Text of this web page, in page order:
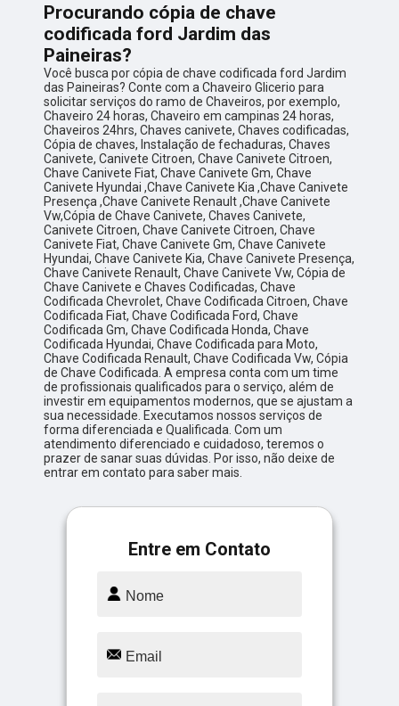
Procurando cópia de chave
codificada ford Jardim das
Paineiras?
Você busca por cópia de chave codificada ford Jardim
das Paineiras? Conte com a Chaveiro Glicerio para
solicitar serviços do ramo de Chaveiros, por exemplo,
Chaveiro 24 horas, Chaveiro em campinas 24 horas,
Chaveiros 24hrs, Chaves canivete, Chaves codificadas,
Cópia de chaves, Instalação de fechaduras, Chaves
Canivete, Canivete Citroen, Chave Canivete Citroen,
Chave Canivete Fiat, Chave Canivete Gm, Chave
Canivete Hyundai ,Chave Canivete Kia ,Chave Canivete
Presença ,Chave Canivete Renault ,Chave Canivete
Vw,Cópia de Chave Canivete, Chaves Canivete,
Canivete Citroen, Chave Canivete Citroen, Chave
Canivete Fiat, Chave Canivete Gm, Chave Canivete
Hyundai, Chave Canivete Kia, Chave Canivete Presença,
Chave Canivete Renault, Chave Canivete Vw, Cópia de
Chave Canivete e Chaves Codificadas, Chave
Codificada Chevrolet, Chave Codificada Citroen, Chave
Codificada Fiat, Chave Codificada Ford, Chave
Codificada Gm, Chave Codificada Honda, Chave
Codificada Hyundai, Chave Codificada para Moto,
Chave Codificada Renault, Chave Codificada Vw, Cópia
de Chave Codificada. A empresa conta com um time
de profissionais qualificados para o serviço, além de
investir em equipamentos modernos, que se ajustam a
sua necessidade. Executamos nossos serviços de
forma diferenciada e Qualificada. Com um
atendimento diferenciado e cuidadoso, teremos o
prazer de sanar suas dúvidas. Por isso, não deixe de
entrar em contato para saber mais.
Entre em Contato